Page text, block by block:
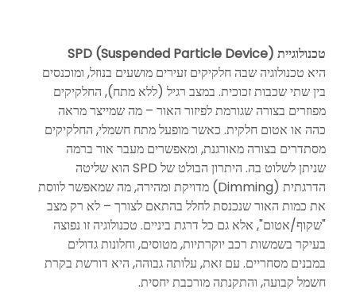
טכנולוגיית SPD (Suspended Particle Device)
היא טכנולוגיה שבה חלקיקים זעירים מושעים בנוזל, ומוכנסים
בין שתי שכבות זכוכית. במצב רגיל (ללא מתח), החלקיקים
מפוזרים בצורה שגורמת לפיזור האור – מה שמייצר מראה
כהה או אטום חלקית. כאשר מופעל מתח חשמלי, החלקיקים
מסתדרים בצורה מאורגנת, ומאפשרים מעבר אור ברמה
שניתן לשלוט בה. היתרון הבולט של SPD הוא שליטה
הדרגתית (Dimming) מדויקת ומהירה, מה שמאפשר לווסת
את כמות האור שנכנסת לחלל בהתאם לצורך – לא רק מצב
"שקוף/אטום", אלא גם כל דרגת ביניים. טכנולוגיה זו נפוצה
בעיקר בשמשות רכב יוקרתיות, מטוסים, וחלונות גדולים
במבנים מסחריים. עם זאת, עלותה גבוהה, היא דורשת בקרת
חשמל קבועה, והתקנתה מורכבת יחסית.